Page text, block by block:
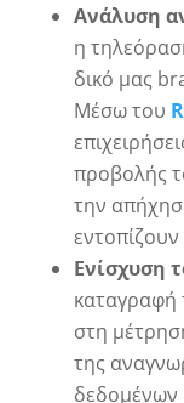
Ανάλυση
η
δικό μας
Μέσω του
προβολής
την
Ενίσχυση
καταγραφή
στη
της
δεδομένων